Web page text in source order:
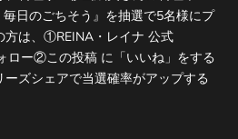
毎日のごちそう』を抽選で5名様にプ
方は、①REINA・レイナ 公式
ロー②この投稿 に「いいね」をする
ズシェアで当選確率がアップする